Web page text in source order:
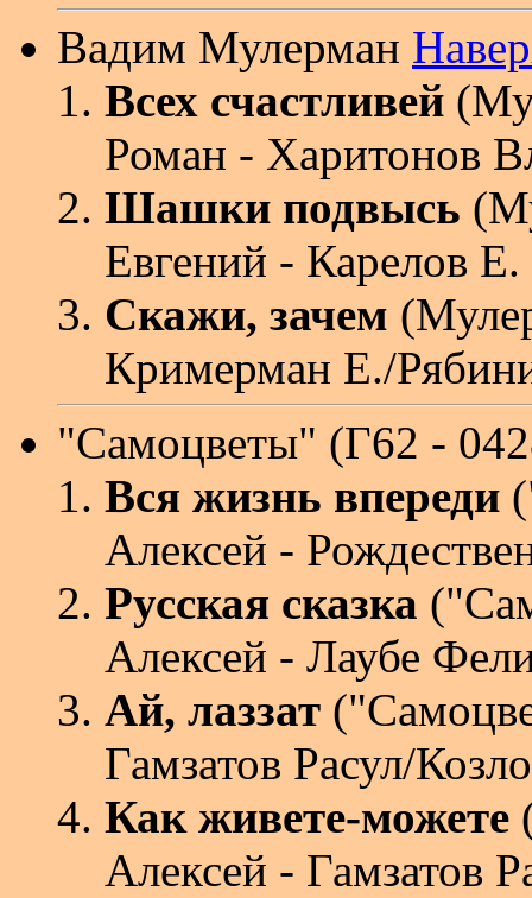
Вадим Мулерман
Всех счастливей
Роман - Харитонов
Шашки подвысь
Евгений - Карелов Е.
Скажи, зачем
Кримерман Е./
"Самоцветы" (Г62 -
Вся жизнь впереди
Алексей -
Русская сказка
Алексей - Лаубе
Ай, лаззат
Гамзатов Расул/
Как живете-можете
Алексей - Гамзатов